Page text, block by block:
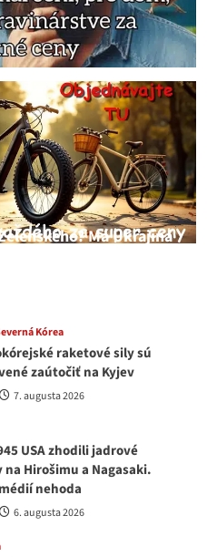
Má Ukrajina
Kórea
raketové sily sú
zaútočiť na Kyjev
7. augusta 2026
USA zhodili jadrové
na Hirošimu a Nagasaki.
nehoda
6. augusta 2026